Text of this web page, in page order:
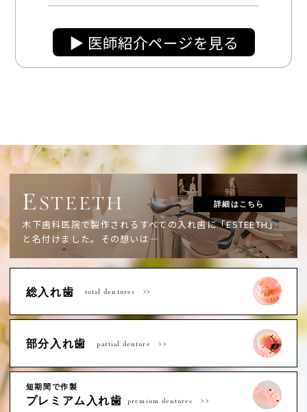
▶︎ 医師紹介ページを見る
E STEETH
木下歯科医院で製作されるすべての入れ歯に「ESTEETH」
と名付けました。 その想いは―
詳細はこちら
総入れ歯 total dentures
部分入れ歯 partial denture
短期間で作製
プレミアム入れ歯 premium dentures